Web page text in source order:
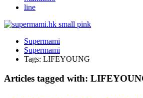
line
Supermami
Supermami
Tags: LIFEYOUNG
Articles tagged with: